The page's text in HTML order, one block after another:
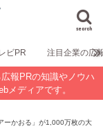
search
ビPR 注目企業の広
報PRの知識やノウハ
メディアです。
ーかおる」が1,000万枚の大